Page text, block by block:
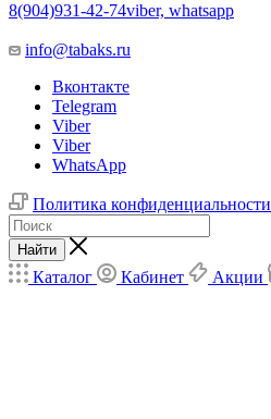
8(904)931-42-74viber, whatsapp
info@tabaks.ru
Вконтакте
Telegram
Viber
Viber
WhatsApp
Политика конфиденциальности
Найти
Каталог Кабинет Акции